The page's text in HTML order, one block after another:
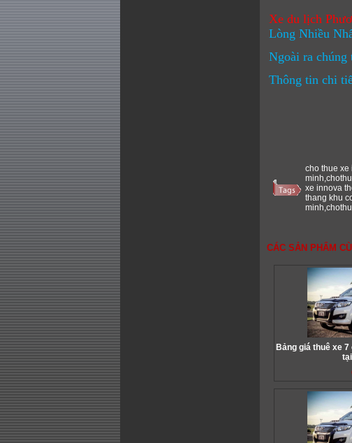
Xe du lịch
Lòng Nhiều
Ngoài ra
Thông tin chi
cho thue xe
xe innova
thang khu
CÁC SẢN PHẨM
Bảng giá thuê xe